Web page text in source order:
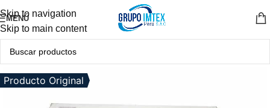
Skip to navigation
Skip to main content
MENÚ
Producto Original